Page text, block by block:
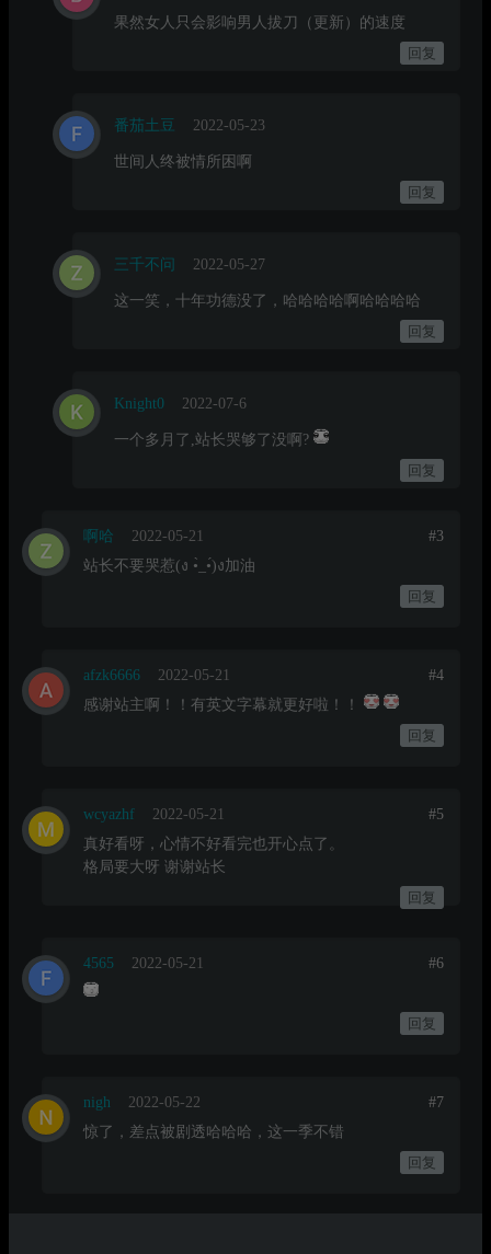
果然女人只会影响男人拔刀（更新）的速度
回复
番茄土豆 2022-05-23
世间人终被情所困啊
回复
三千不问 2022-05-27
这一笑，十年功德没了，哈哈哈哈啊哈哈哈哈
回复
Knight0 2022-07-6
一个多月了,站长哭够了没啊?
回复
啊哈 2022-05-21
#3
站长不要哭惹(ง •̀_•́)ง加油
回复
afzk6666 2022-05-21
#4
感谢站主啊！！有英文字幕就更好啦！！
回复
wcyazhf 2022-05-21
#5
真好看呀，心情不好看完也开心点了。
格局要大呀 谢谢站长
回复
4565 2022-05-21 #6
回复
nigh 2022-05-22
#7
惊了，差点被剧透哈哈哈，这一季不错
回复